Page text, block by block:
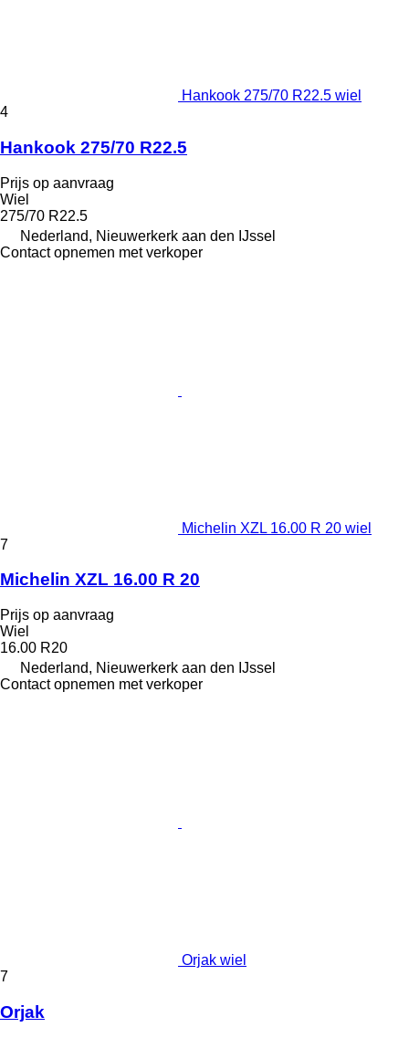
Hankook 275/70 R22.5 wiel
4
Hankook 275/70 R22.5
Prijs op aanvraag
Wiel
275/70 R22.5
Nederland, Nieuwerkerk aan den IJssel
Contact opnemen met verkoper
Michelin XZL 16.00 R 20 wiel
7
Michelin XZL 16.00 R 20
Prijs op aanvraag
Wiel
16.00 R20
Nederland, Nieuwerkerk aan den IJssel
Contact opnemen met verkoper
Orjak wiel
7
Orjak